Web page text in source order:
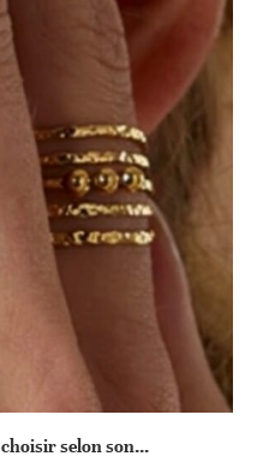
selon son...